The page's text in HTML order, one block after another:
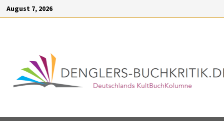
springen
August 7, 2026